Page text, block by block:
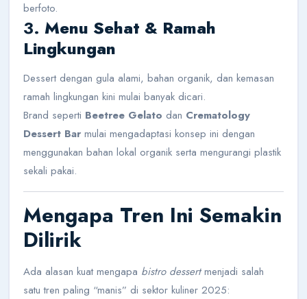
berfoto.
3. Menu Sehat & Ramah
Lingkungan
Dessert dengan gula alami, bahan organik, dan kemasan
ramah lingkungan kini mulai banyak dicari.
Brand seperti Beetree Gelato dan Crematology
Dessert Bar mulai mengadaptasi konsep ini dengan
menggunakan bahan lokal organik serta mengurangi plastik
sekali pakai.
Mengapa Tren Ini Semakin
Dilirik
Ada alasan kuat mengapa bistro dessertmenjadi salah
satu tren paling “manis” di sektor kuliner 2025: